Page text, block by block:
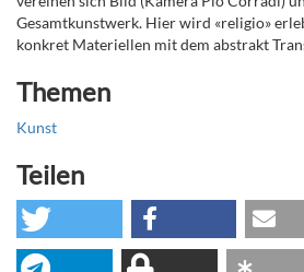
Gesamtkunstwerk. Hier wird «religio»
konkret Materiellen mit dem abstrakt
Themen
Kunst
Teilen